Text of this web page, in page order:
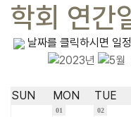
학회 연간
날짜를 클릭하시면 일
SUN MON TUE
01 02